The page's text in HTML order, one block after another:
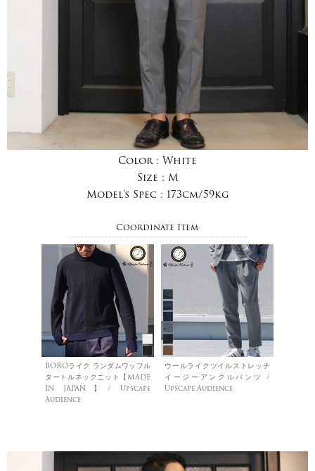
Color : White
Size : M
Model's Spec : 173cm/59kg
Coordinate Item
BOROライク ランダムワッフル
タートルネックニット【MADE
IN JAPAN】/ Upscape
Audience
ウールライクツイルストレッチ
イージーアンクルパンツ /
Upscape Audience